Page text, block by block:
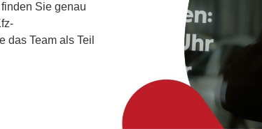
Sie genau
das Team als Teil